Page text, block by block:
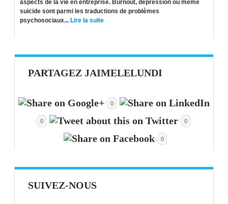
aspects de la vie en entreprise. Burnout, dépression ou même
suicide sont parmi les traductions de problèmes
psychosociaux... Lire la suite
PARTAGEZ JAIMELELUNDI
0
0 0
0
SUIVEZ-NOUS